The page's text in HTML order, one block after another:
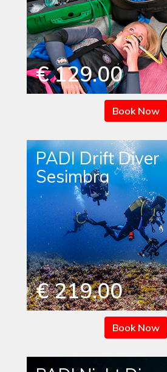
€ 129.00
Book Now
PADI Drift Diver
Sesimbra
€ 219.00
Book Now